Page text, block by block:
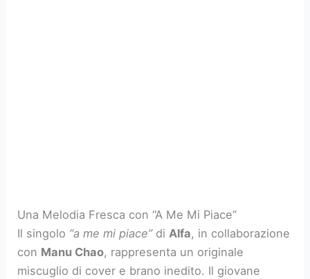
Una Melodia Fresca con “A Me Mi Piace”
Il singolo “a me mi piace”diAlfa, in collaborazione
con Manu Chao, rappresenta un originale
miscuglio di cover e brano inedito. Il giovane